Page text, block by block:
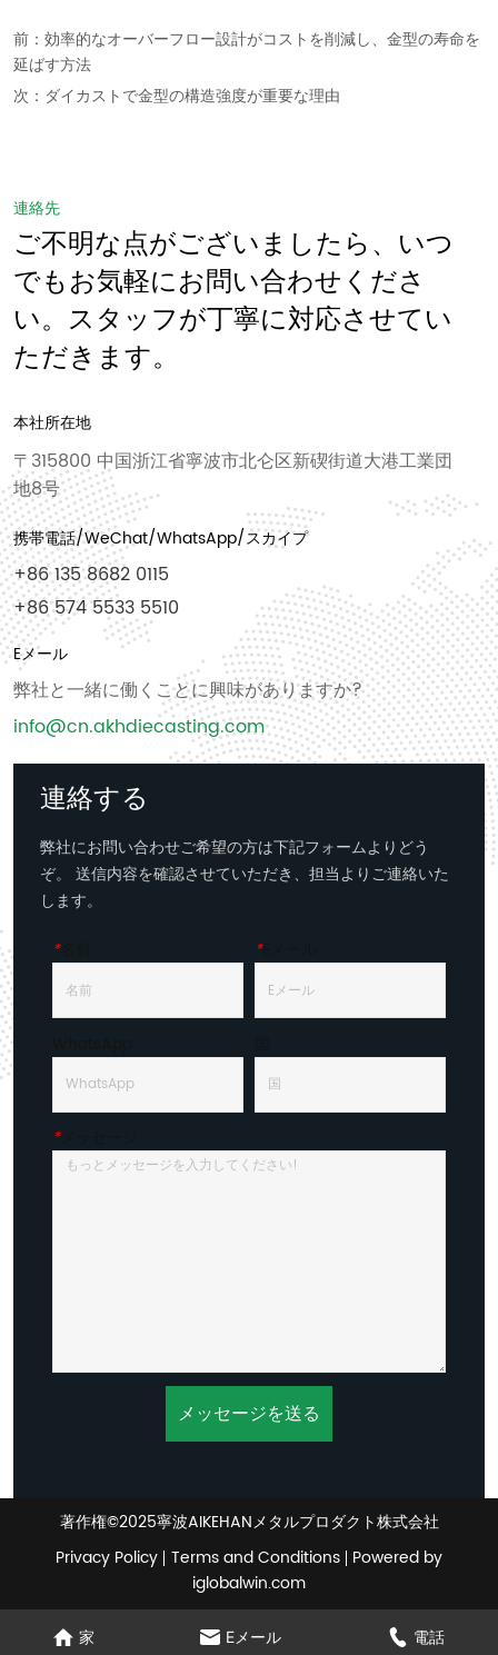
前：効率的なオーバーフロー設計がコストを削減し、金型の寿命を
延ばす方法
次： ダイカストで金型の構造強度が重要な理由
家 Eメール 電話
連絡先
ご不明な点がございましたら、いつ
でもお気軽にお問い合わせくださ
い。スタッフが丁寧に対応させてい
ただきます。
本社所在地
〒315800 中国浙江省寧波市北仑区新碶街道大港工業団
地8号
携帯電話/WeChat/WhatsApp/スカイプ
+86 135 8682 0115
+86 574 5533 5510
Eメール
弊社と一緒に働くことに興味がありますか?
info@cn.akhdiecasting.com
連絡する
弊社にお問い合わせご希望の方は下記フォームよりどう
ぞ。 送信内容を確認させていただき、担当よりご連絡いた
します。
*名前 *Eメール
*メッセージ
メッセージを送る
著作権©2025寧波AIKEHANメタルプロダクト株式会社
Privacy Policy Terms and Conditions Powered by
iglobalwin.com